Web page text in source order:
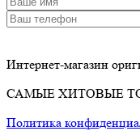
Интернет-магазин
САМЫЕ ХИТОВЫЕ
Политика